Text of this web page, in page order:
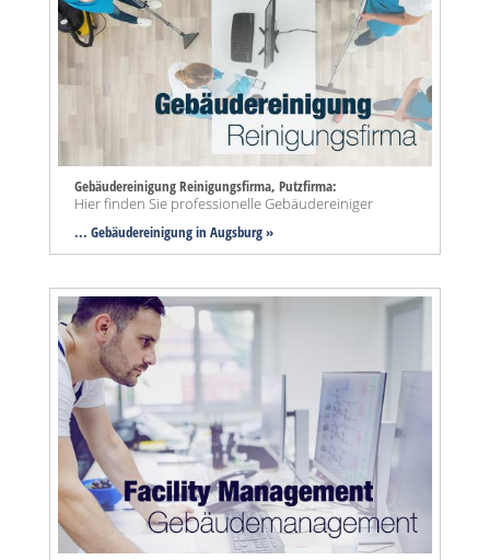
Gebäudereinigung Reinigungsfirma, Putzfirma:
Hier finden Sie professionelle Gebäudereiniger
... Gebäudereinigung in Augsburg »